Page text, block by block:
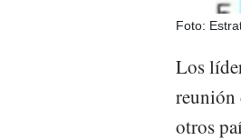
Foto:
Los
reunión
otros